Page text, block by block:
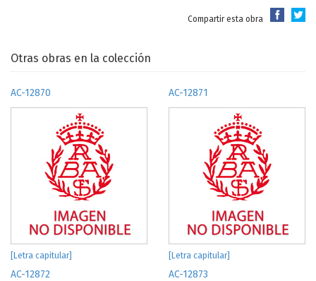
Compartir esta obra
Otras obras en la colección
AC-12870
[Letra capitular]
AC-12871
[Letra capitular]
AC-12872 AC-12873